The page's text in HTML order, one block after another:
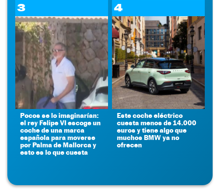
3
Pocos se lo imaginarían:
el rey Felipe VI escoge un
coche de una marca
española para moverse
por Palma de Mallorca y
esto es lo que cuesta
4
Este coche eléctrico
cuesta menos de 14.000
euros y tiene algo que
muchos BMW ya no
ofrecen